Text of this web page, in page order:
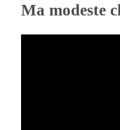
Ma modeste